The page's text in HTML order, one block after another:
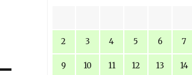
2 3 4 5 6 7
9 10 11 12 13 14